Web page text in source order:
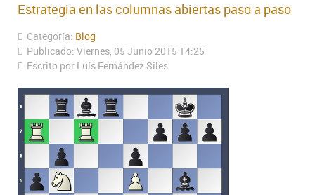
Estrategia en las columnas abiertas paso a paso
Categoría: Blog
Publicado: Viernes, 05 Junio 2015 14:25
Escrito por Luís Fernández Siles